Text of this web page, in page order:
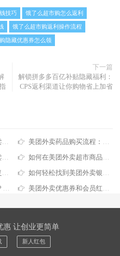
技巧
饿了么超市购怎么返利
饿了么超市购返利操作流程
隐藏优惠券怎么领
下一篇
解锁拼多多百亿补贴隐藏福利：
CPS返利渠道让你购物省上加省
美团外卖药品购买流程：一文读懂如何省钱购药
如何在美团外卖超市商品配送中省下更多钱？这些实用技巧请收好
如何轻松找到美团外卖银行联名卡立减优惠，实用省钱攻略看这里
美团外卖优惠券和会员红包叠加规则省钱攻略
惠 让创业更简单
新人红包